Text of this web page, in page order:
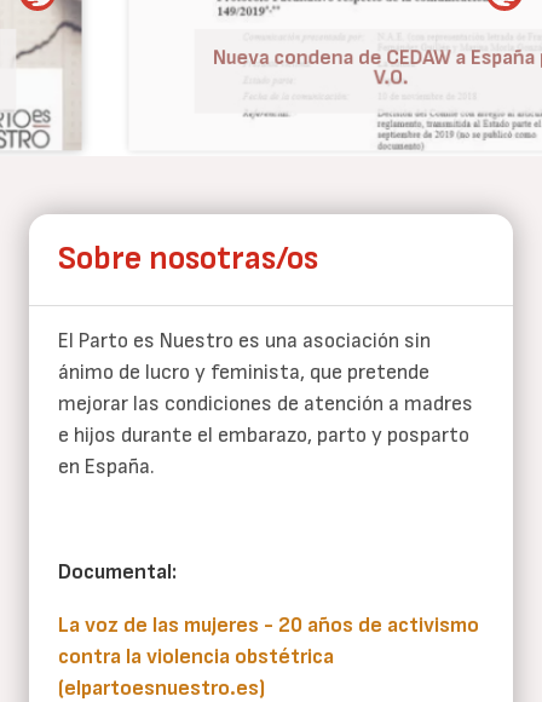
Nueva condena de CEDAW a España por
Sobre nosotras/os
El Parto es Nuestro es una asociación sin
ánimo de lucro y feminista, que pretende
mejorar las condiciones de atención a madres
e hijos durante el embarazo, parto y posparto
en España.
Documental:
La voz de las mujeres - 20 años de activismo
contra la violencia obstétrica
(elpartoesnuestro.es)